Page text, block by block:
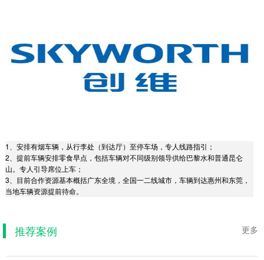
1、安排有烟车辆，从行李处（到达厅）至停车场，专人线路指引；
2、提前车辆安排零食早点，包括车辆对不同级别领导供给巴黎水和普通昆仑
山。专人引导席位上车；
3、目前合作资源基本概括广东全境，全国一二线城市，车辆到达惠州和东莞，
当地车辆资源提前待命。
更多
推荐案例
南山科技园北区 行业首创企业拼...